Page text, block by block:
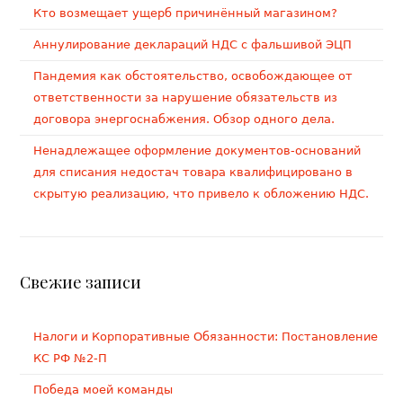
Кто возмещает ущерб причинённый магазином?
Аннулирование деклараций НДС с фальшивой ЭЦП
Пандемия как обстоятельство, освобождающее от
ответственности за нарушение обязательств из
договора энергоснабжения. Обзор одного дела.
Ненадлежащее оформление документов-оснований
для списания недостач товара квалифицировано в
скрытую реализацию, что привело к обложению НДС.
Свежие записи
Налоги и Корпоративные Обязанности: Постановление
КС РФ №2-П
Победа моей команды